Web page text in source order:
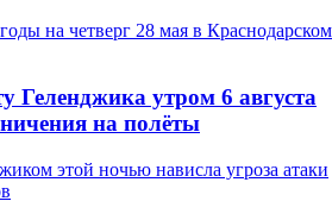
Геленджика утром 6 августа
на полёты